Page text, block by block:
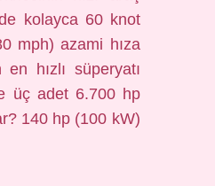
kolayca 60 knot
mph) azami hıza
hızlı süperyatı
üç adet 6.700 hp
140 hp (100 kW)